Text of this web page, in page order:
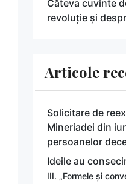
Câteva cuvinte
revoluție și
Articole
Solicitare de
Mineriadei din
persoanelor
Ideile au
III. „Formele și